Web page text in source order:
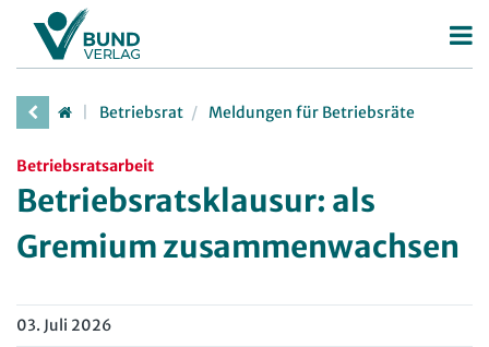
Betriebsrat
Betriebsratsarbeit
Mitbestimmung
Arbeitsschutz
Deutscher Betriebsrätepreis
Betriebsrat Meldungen für Betriebsräte
Betriebsratsarbeit
Betriebsratsklausur: als
Gremium zusammenwachsen
03. Juli 2026